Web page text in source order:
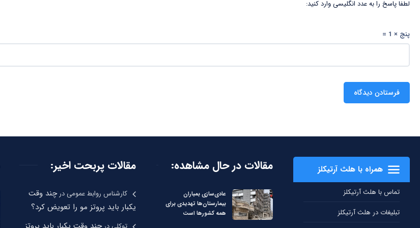
لطفا پاسخ را به عدد انگلیسی وارد کنید:
پنج × 1 =
همراه با هلث آرتیکلز
تماس با هلث آرتیکلز
تبلیغات در هلث آرتیکلز
مقالات در حال مشاهده:
عادی‌سازی بمباران
بیمارستان‌ها تهدیدی برای
همه کشورها است
مقالات پربحت اخیر:
کارشناس روابط عمومیدرچند وقت
یکبار باید پروتز مو را تعویض کرد؟